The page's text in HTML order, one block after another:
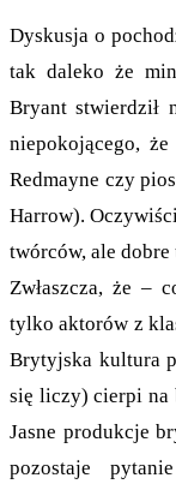
Dyskusja o
tak daleko że
Bryant stwierdził
niepokojącego,
Redmayne czy
Harrow).
twórców, ale
Zwłaszcza, że –
tylko aktorów z
Brytyjska kultura
się liczy) cierpi na
Jasne produkcje
pozostaje